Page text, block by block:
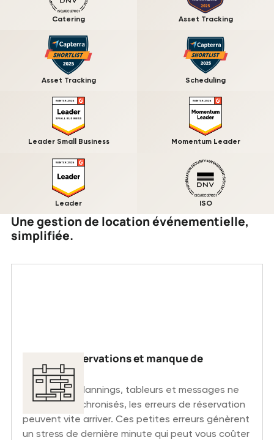
Catering Asset Tracking
Asset Tracking Scheduling
Leader Small Business Momentum Leader
Leader ISO
Une gestion de location événementielle,
simplifiée.
Doubles réservations et manque de
visibilité.
Lorsque les plannings, tableurs et messages ne
sont pas synchronisés, les erreurs de réservation
peuvent vite arriver. Ces petites erreurs génèrent
un stress de dernière minute qui peut vous coûter